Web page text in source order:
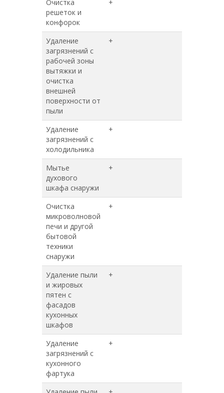
Очистка
решеток и
конфорок
+
Удаление
загрязнений с
рабочей зоны
вытяжки и
очистка
внешней
поверхности от
пыли
+
Удаление
загрязнений с
холодильника
+
Мытье
духового
шкафа снаружи
+
Очистка
микроволновой
печи и другой
бытовой
техники
снаружи
+
Удаление пыли
и жировых
пятен с
фасадов
кухонных
шкафов
+
Удаление
загрязнений с
кухонного
фартука
+